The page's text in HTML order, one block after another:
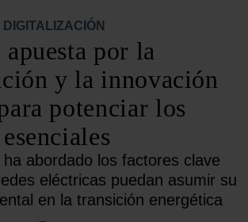
DIGITALIZACIÓN
por la
y la innovación
potenciar los
abordado los factores clave
eléctricas puedan asumir su
en la transición energética